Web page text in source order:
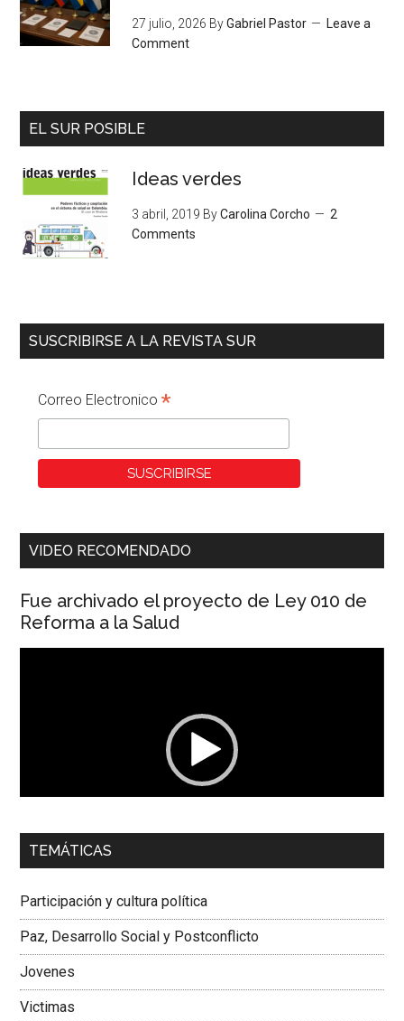
27 julio, 2026 ByGabriel Pastor
Leave a
Comment
EL SUR POSIBLE
Ideas verdes
3 abril, 2019 ByCarolina Corcho
2
Comments
SUSCRIBIRSE A LA REVISTA SUR
Correo Electronico*
VIDEO RECOMENDADO
Fue archivado el proyecto de Ley 010 de
Reforma a la Salud
00:00 01:04
Dra. Carolina Corcho Mejía,Presidenta Corporación
Colombiana
TEMÁTICAS
Participación y cultura política
Paz, Desarrollo Social y Postconflicto
Jovenes
Victimas